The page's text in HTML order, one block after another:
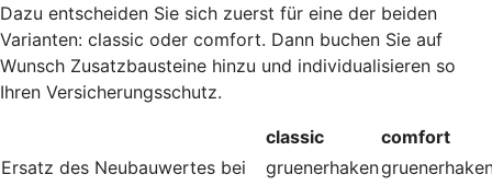
Dazu entscheiden Sie sich zuerst für eine der beiden
Varianten: classic oder comfort. Dann buchen Sie auf
Wunsch Zusatzbausteine hinzu und individualisieren so
Ihren Versicherungsschutz.
classic
comfort
Ersatz des Neubauwertes bei
gruenerhaken